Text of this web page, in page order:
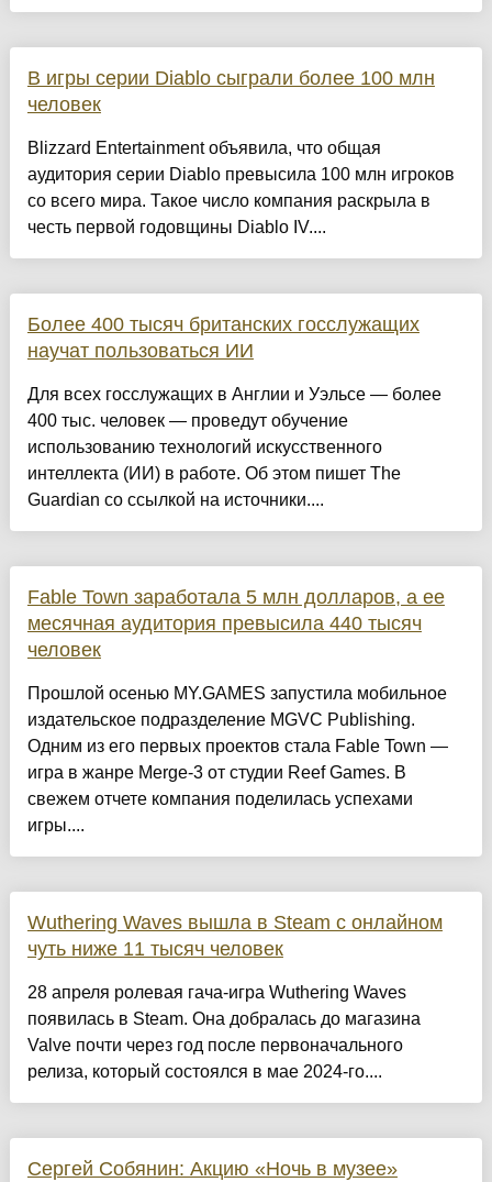
В игры серии Diablo сыграли более 100 млн
человек
Blizzard Entertainment объявила, что общая
аудитория серии Diablo превысила 100 млн игроков
со всего мира. Такое число компания раскрыла в
честь первой годовщины Diablo IV....
Более 400 тысяч британских госслужащих
научат пользоваться ИИ
Для всех госслужащих в Англии и Уэльсе — более
400 тыс. человек — проведут обучение
использованию технологий искусственного
интеллекта (ИИ) в работе. Об этом пишет The
Guardian со ссылкой на источники....
Fable Town заработала 5 млн долларов, а ее
месячная аудитория превысила 440 тысяч
человек
Прошлой осенью MY.GAMES запустила мобильное
издательское подразделение MGVC Publishing.
Одним из его первых проектов стала Fable Town —
игра в жанре Merge-3 от студии Reef Games. В
свежем отчете компания поделилась успехами
игры....
Wuthering Waves вышла в Steam с онлайном
чуть ниже 11 тысяч человек
28 апреля ролевая гача-игра Wuthering Waves
появилась в Steam. Она добралась до магазина
Valve почти через год после первоначального
релиза, который состоялся в мае 2024-го....
Сергей Собянин: Акцию «Ночь в музее»